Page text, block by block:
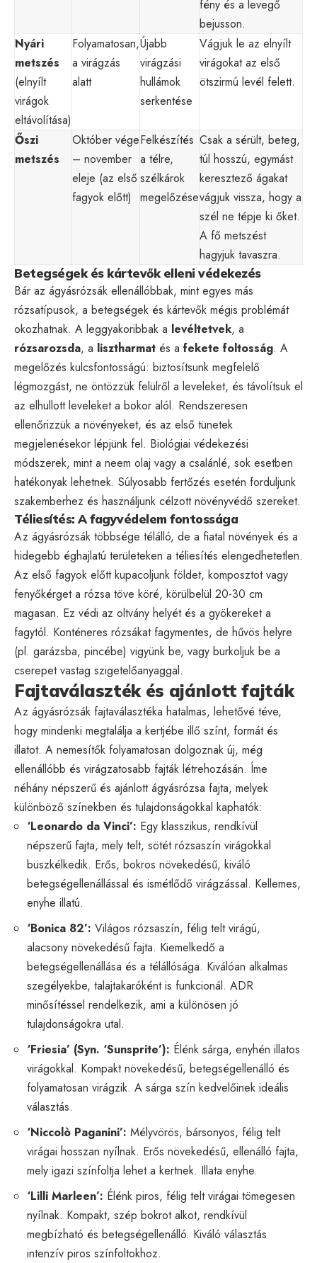
fény és a levegő
bejusson.
Nyári
metszés
(elnyílt
virágok
eltávolítása)
Folyamatosan,
a virágzás
alatt
Újabb
virágzási
hullámok
serkentése
Vágjuk le az elnyílt
virágokat az első
ötszirmú levél felett.
Őszi
metszés
Október vége
– november
eleje (az első
fagyok előtt)
Felkészítés
a télre,
szélkárok
megelőzése
Csak a sérült, beteg,
túl hosszú, egymást
keresztező ágakat
vágjuk vissza, hogy a
szél ne tépje ki őket.
A fő metszést
hagyjuk tavaszra.
Betegségek és kártevők elleni védekezés
Bár az ágyásrózsák ellenállóbbak, mint egyes más
rózsatípusok, a betegségek és kártevők mégis problémát
okozhatnak. A leggyakoribbak a levéltetvek, a
rózsarozsda, a lisztharmat és a fekete foltosság. A
megelőzés kulcsfontosságú: biztosítsunk megfelelő
légmozgást, ne öntözzük felülről a leveleket, és távolítsuk el
az elhullott leveleket a bokor alól. Rendszeresen
ellenőrizzük a növényeket, és az első tünetek
megjelenésekor lépjünk fel. Biológiai védekezési
módszerek, mint a neem olaj vagy a csalánlé, sok esetben
hatékonyak lehetnek. Súlyosabb fertőzés esetén forduljunk
szakemberhez és használjunk célzott növényvédő szereket.
Téliesítés: A fagyvédelem fontossága
Az ágyásrózsák többsége télálló, de a fiatal növények és a
hidegebb éghajlatú területeken a téliesítés elengedhetetlen.
Az első fagyok előtt kupacoljunk földet, komposztot vagy
fenyőkérget a rózsa töve köré, körülbelül 20-30 cm
magasan. Ez védi az oltvány helyét és a gyökereket a
fagytól. Konténeres rózsákat fagymentes, de hűvös helyre
(pl. garázsba, pincébe) vigyünk be, vagy burkoljuk be a
cserepet vastag szigetelőanyaggal.
Fajtaválaszték és ajánlott fajták
Az ágyásrózsák fajtaválasztéka hatalmas, lehetővé téve,
hogy mindenki megtalálja a kertjébe illő színt, formát és
illatot. A nemesítők folyamatosan dolgoznak új, még
ellenállóbb és virágzatosabb fajták létrehozásán. Íme
néhány népszerű és ajánlott ágyásrózsa fajta, melyek
különböző színekben és tulajdonságokkal kaphatók:
‘Leonardo da Vinci’: Egy klasszikus, rendkívül
népszerű fajta, mely telt, sötét rózsaszín virágokkal
büszkélkedik. Erős, bokros növekedésű, kiváló
betegségellenállással és ismétlődő virágzással. Kellemes,
enyhe illatú.
‘Bonica 82’: Világos rózsaszín, félig telt virágú,
alacsony növekedésű fajta. Kiemelkedő a
betegségellenállása és a télállósága. Kiválóan alkalmas
szegélyekbe, talajtakaróként is funkcionál. ADR
minősítéssel rendelkezik, ami a különösen jó
tulajdonságokra utal.
‘Friesia’ (Syn. ‘Sunsprite’): Élénk sárga, enyhén illatos
virágokkal. Kompakt növekedésű, betegségellenálló és
folyamatosan virágzik. A sárga szín kedvelőinek ideális
választás.
‘Niccolò Paganini’: Mélyvörös, bársonyos, félig telt
virágai hosszan nyílnak. Erős növekedésű, ellenálló fajta,
mely igazi színfoltja lehet a kertnek. Illata enyhe.
‘Lilli Marleen’: Élénk piros, félig telt virágai tömegesen
nyílnak. Kompakt, szép bokrot alkot, rendkívül
megbízható és betegségellenálló. Kiváló választás
intenzív piros színfoltokhoz.